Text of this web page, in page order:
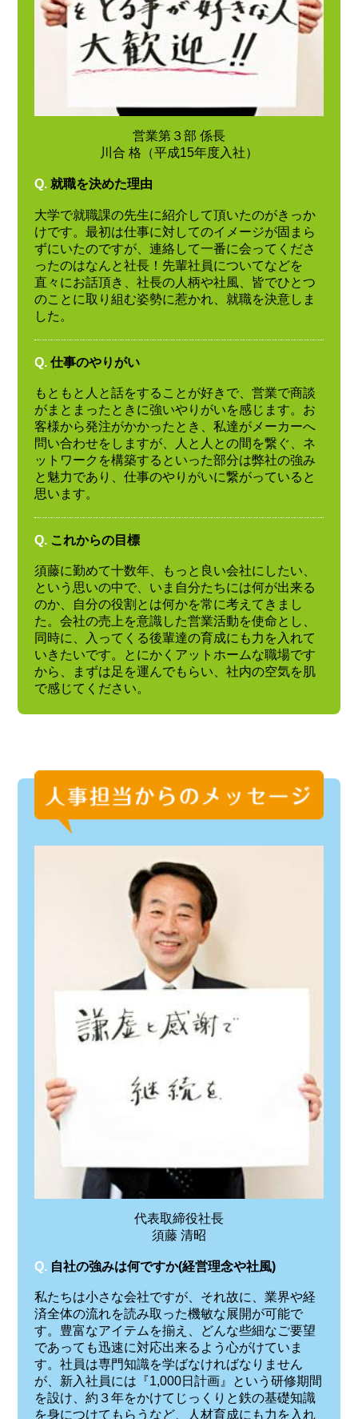
営業第３部 係長
川合 格（平成15年度入社）
Q. 就職を決めた理由
大学で就職課の先生に紹介して頂いたのがきっか
けです。最初は仕事に対してのイメージが固まら
ずにいたのですが、連絡して一番に会ってくださ
ったのはなんと社長！先輩社員についてなどを
直々にお話頂き、社長の人柄や社風、皆でひとつ
のことに取り組む姿勢に惹かれ、就職を決意しま
した。
Q. 仕事のやりがい
もともと人と話をすることが好きで、営業で商談
がまとまったときに強いやりがいを感じます。お
客様から発注がかかったとき、私達がメーカーへ
問い合わせをしますが、人と人との間を繋ぐ、ネ
ットワークを構築するといった部分は弊社の強み
と魅力であり、仕事のやりがいに繋がっていると
思います。
Q. これからの目標
須藤に勤めて十数年、もっと良い会社にしたい、
という思いの中で、いま自分たちには何が出来る
のか、自分の役割とは何かを常に考えてきまし
た。会社の売上を意識した営業活動を使命とし、
同時に、入ってくる後輩達の育成にも力を入れて
いきたいです。とにかくアットホームな職場です
から、まずは足を運んでもらい、社内の空気を肌
で感じてください。
代表取締役社長
須藤 清昭
Q. 自社の強みは何ですか(経営理念や社風)
私たちは小さな会社ですが、それ故に、業界や経
済全体の流れを読み取った機敏な展開が可能で
す。豊富なアイテムを揃え、どんな些細なご要望
であっても迅速に対応出来るよう心がけていま
す。社員は専門知識を学ばなければなりません
が、新入社員には『1,000日計画』という研修期間
を設け、約３年をかけてじっくりと鉄の基礎知識
を身につけてもらうなど、人材育成にも力を入れ